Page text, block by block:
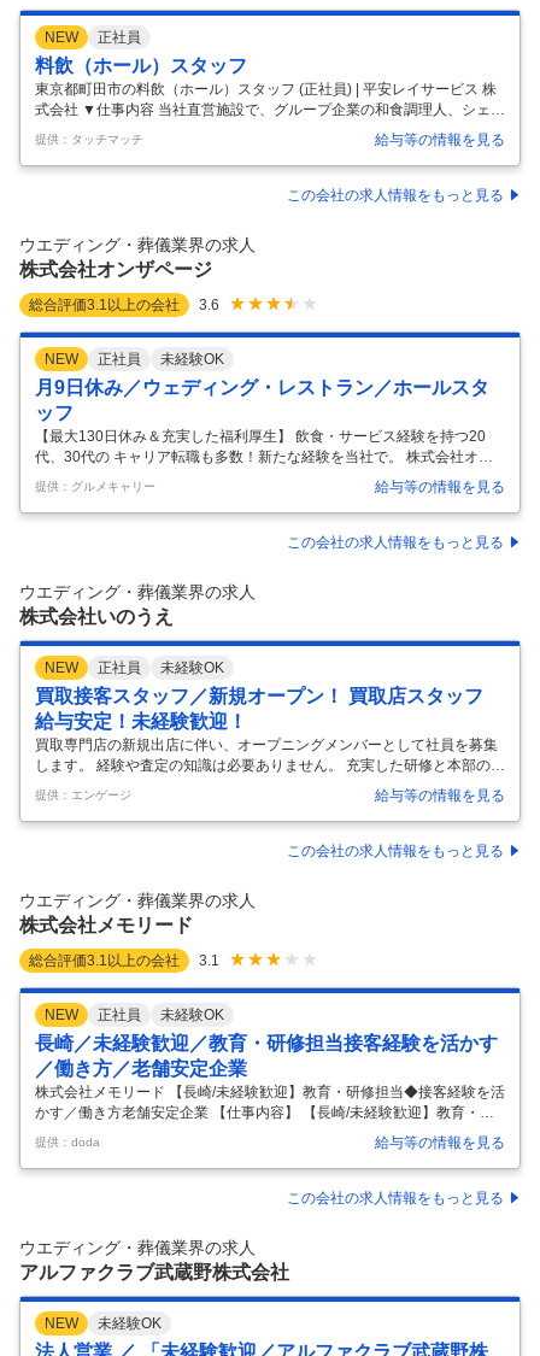
NEW 正社員
料飲（ホール）スタッフ
東京都町田市の料飲（ホール）スタッフ (正社員) | 平安レイサービス 株
式会社 ▼仕事内容 当社直営施設で、グループ企業の和食調理人、シェ
フ、パティシエが作った出来立ての料理を配膳したり、お飲み物を提供
したりするお仕事です。 冠婚葬祭業のため、お客様にとって一生に一回
のシーンを、美味しい料理でおもてなしできるのが、仕事の魅力。 事前
にご予約内容が決まっているため、その場で料理の注文を受けることも
着率が高く、安心して長く働ける職場を探している方には、オススメの
環境…
提供：タッチマッチ 給与等の情報を見る
この会社の求人情報をもっと見る
ウエディング・葬儀業界の求人
株式会社オンザページ
総合評価3.1 以上の会社 3.6
NEW 正社員 未経験OK
月9日休み／ウェディング・レストラン／ホールスタ
ッフ
【最大130日休み＆充実した福利厚生】 飲食・サービス経験を持つ20
代、30代の キャリア転職も多数！新たな経験を当社で。 株式会社オン
ザページについて 2026年4月1日に株式会社ノバレーゼと株式会社エス
クリが統合し生まれた「株式会社オンザページ」。 多彩なゲストハウス
やレストラン、ドレスショップの運営を行い、グループ企業を含め国内
外に約100拠点以上。 “特別な一日を彩る最高の料理”、“記憶に残る忘れ
としてのチャンス。 新店舗出店の計画も続々と進行中。202
提供：グルメキャリー 給与等の情報を見る
この会社の求人情報をもっと見る
ウエディング・葬儀業界の求人
株式会社いのうえ
NEW 正社員 未経験OK
買取接客スタッフ／新規オープン！ 買取店スタッフ
給与安定！未経験歓迎！
買取専門店の新規出店に伴い、オープニングメンバーとして社員を募集
します。 経験や査定の知識は必要ありません。 充実した研修と本部のサ
ポート体制があるため、未経験の方でも安心してスタートできます。 店
舗における買取業務全般をお任せします。 ・お客様対応・接客 ・商品の
受付・買取業務 ・買取商品の梱包・発送 ・パソコンへの簡単なデータ入
力 ・店舗運営業務全般 入社後は商品の取り扱い方や接客方法などを研修
提供：エンゲージ 給与等の情報を見る
この会社の求人情報をもっと見る
ウエディング・葬儀業界の求人
株式会社メモリード
総合評価3.1 以上の会社 3.1
NEW 正社員 未経験OK
長崎／未経験歓迎／教育・研修担当接客経験を活かす
／働き方／老舗安定企業
株式会社メモリード 【長崎/未経験歓迎】教育・研修担当◆接客経験を活
かす／働き方老舗安定企業 【仕事内容】 【長崎/未経験歓迎】教育・研
修担当◆接客経験を活かす／働き方老舗安定企業 【具体的な仕事内容】
～残業ほぼなしで働き方創業50年以上の安定企業/サービス業の経験を活
かせる！～ ■職務概要 婚礼・葬祭・ホテル・レストランなど、多様なサ
ービスを展開する当社において、サービス品質の中核を担う「教育・研
「育成の仕組み」へと転換していく役割を担います。「現場の第一線か
ら…
提供：doda 給与等の情報を見る
この会社の求人情報をもっと見る
ウエディング・葬儀業界の求人
アルファクラブ武蔵野株式会社
NEW 未経験OK
法人営業 ／ 「未経験歓迎／アルファクラブ武蔵野株